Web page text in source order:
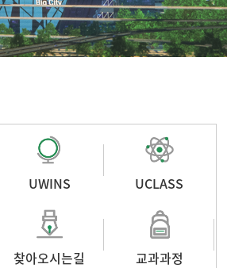
UWINS UCLASS
찾아오시는길 교과과정